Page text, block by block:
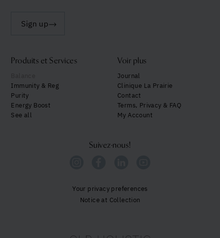
Sign up
Produits et Services
Immunity & Reg
Purity
Energy Boost
See all
Voir plus
Journal
Clinique La Prairie
Contact
Terms, Privacy & FAQ
My Account
Suivez-nous!
Your privacy preferences
Notice at Collection